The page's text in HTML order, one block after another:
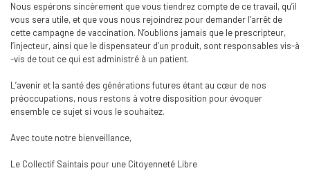
Nous espérons sincèrement que vous tiendrez compte de ce travail, qu’il
vous sera utile, et que vous nous rejoindrez pour demander l’arrêt de
cette campagne de vaccination. N’oublions jamais que le prescripteur,
l’injecteur, ainsi que le dispensateur d’un produit, sont responsables vis-à
-vis de tout ce qui est administré à un patient.
L’avenir et la santé des générations futures étant au cœur de nos
préoccupations, nous restons à votre disposition pour évoquer
ensemble ce sujet si vous le souhaitez.
Avec toute notre bienveillance,
Le Collectif Saintais pour une Citoyenneté Libre